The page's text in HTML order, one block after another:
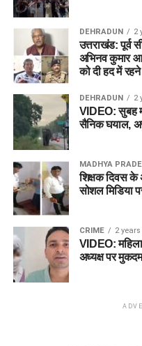
DEHRADUN 2
उत्तराखंड: पूर्व
अभिनव कुमार
को दी हद में
DEHRADUN 2
VIDEO: सुबह
सैनिक घयाल,
MADHYA
शिक्षक दिवस के
सोशल मिडिया
CRIME 2
VIDEO:
अध्यक्ष पर